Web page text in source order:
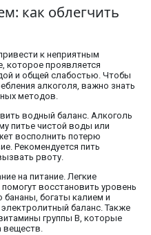
как облегчить
к неприятным
которое проявляется
и общей слабостью. Чтобы
алкоголя, важно знать
методов.
водный баланс. Алкоголь
питье чистой воды или
восполнить потерю
Рекомендуется пить
рвоту.
на питание. Легкие
восстановить уровень
бананы, богаты калием и
баланс. Также
группы B, которые
веществ.